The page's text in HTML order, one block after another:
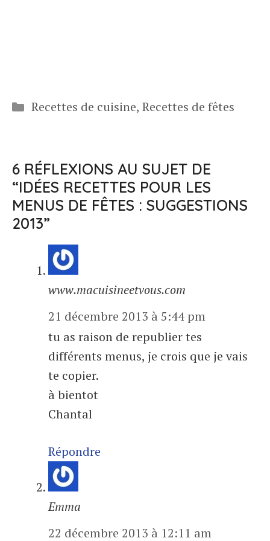
Catégories
Recettes de cuisine, Recettes de fêtes
6 RÉFLEXIONS AU SUJET DE
“IDÉES RECETTES POUR LES
MENUS DE FÊTES : SUGGESTIONS
2013”
www.macuisineetvous.com
21 décembre 2013 à 5:44 pm
tu as raison de republier tes
différents menus, je crois que je vais
te copier.
à bientot
Chantal
Répondre
Emma
22 décembre 2013 à 12:11 am